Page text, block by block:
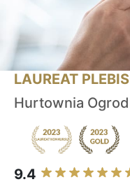
LAUREAT
Hurtownia
9.4